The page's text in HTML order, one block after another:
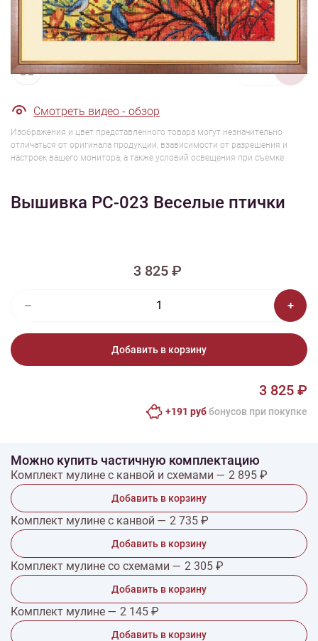
1/7
Смотреть видео - обзор
Изображения и цвет представленного товара могут незначительно
отличаться от оригинала продукции, взависимости от разрешения и
настроек вашего монитора, а также условий освещения при съемке
Вышивка РС-023 Веселые птички
3 825 ₽
Добавить в корзину
3 825 ₽
+191 руббонусов при покупке
Можно купить частичную комплектацию
Комплект мулине с канвой и схемами — 2 895 ₽
Добавить в корзину
Комплект мулине с канвой — 2 735 ₽
Добавить в корзину
Комплект мулине со схемами — 2 305 ₽
Добавить в корзину
Комплект мулине — 2 145 ₽
Добавить в корзину